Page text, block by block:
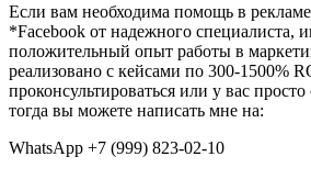
Если вам необходима помощь в
*Facebook от надежного специалиста,
положительный опыт работы в
реализовано с кейсами по 300-1500%
проконсультироваться или у вас
тогда вы можете написать мне на:
WhatsApp +7 (999) 823-02-10